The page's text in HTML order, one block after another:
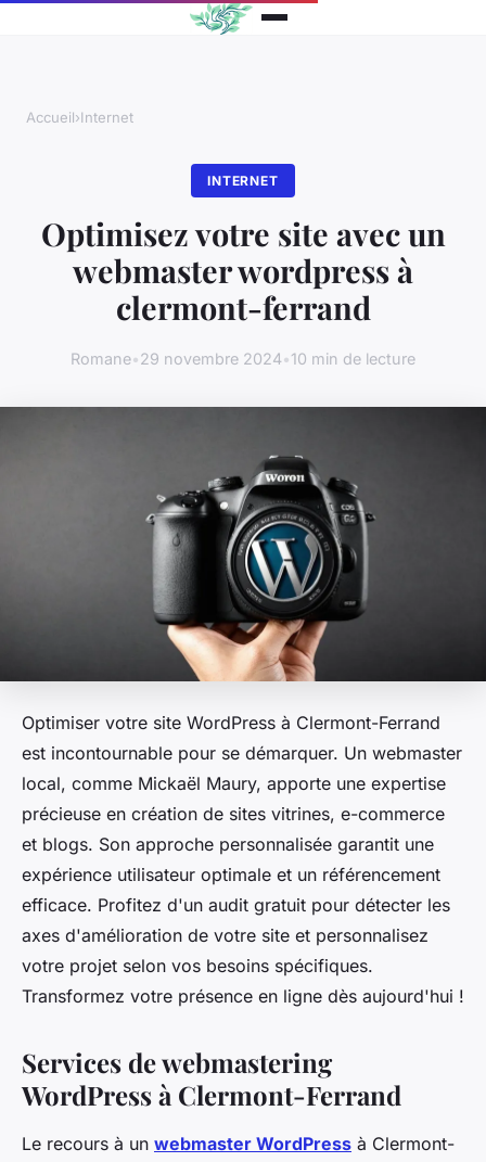
Accueil›Internet
INTERNET
Optimisez votre site avec un
webmaster wordpress à
clermont-ferrand
Romane•29 novembre 2024•10 min de lecture
Optimiser votre site WordPress à Clermont-Ferrand
est incontournable pour se démarquer. Un webmaster
local, comme Mickaël Maury, apporte une expertise
précieuse en création de sites vitrines, e-commerce
et blogs. Son approche personnalisée garantit une
expérience utilisateur optimale et un référencement
efficace. Profitez d'un audit gratuit pour détecter les
axes d'amélioration de votre site et personnalisez
votre projet selon vos besoins spécifiques.
Transformez votre présence en ligne dès aujourd'hui !
Services de webmastering
WordPress à Clermont-Ferrand
Le recours à un webmaster WordPress à Clermont-